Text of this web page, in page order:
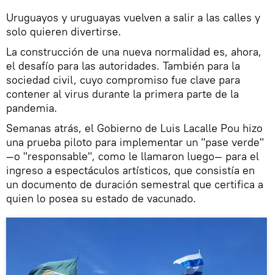
Uruguayos y uruguayas vuelven a salir a las calles y
solo quieren divertirse.
La construcción de una nueva normalidad es, ahora,
el desafío para las autoridades. También para la
sociedad civil, cuyo compromiso fue clave para
contener al virus durante la primera parte de la
pandemia.
Semanas atrás, el Gobierno de Luis Lacalle Pou hizo
una prueba piloto para implementar un "pase verde"
—o "responsable", como le llamaron luego— para el
ingreso a espectáculos artísticos, que consistía en
un documento de duración semestral que certifica a
quien lo posea su estado de vacunado.